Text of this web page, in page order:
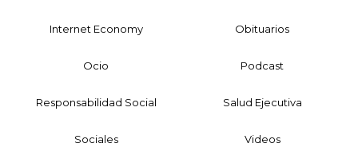
Internet Economy Obituarios
Ocio Podcast
Responsabilidad Social Salud Ejecutiva
Sociales Videos